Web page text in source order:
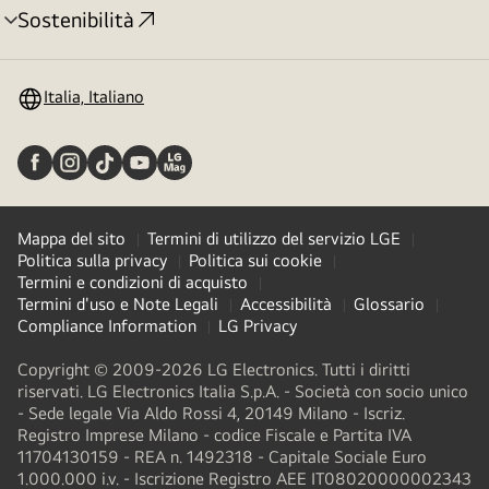
Sostenibilità
Attivazione
Italia, Italiano
Mappa del sito
Termini di utilizzo del servizio LGE
Politica sulla privacy
Politica sui cookie
Termini e condizioni di acquisto
Termini d'uso e Note Legali
Accessibilità
Glossario
Compliance Information
LG Privacy
Copyright © 2009-2026 LG Electronics. Tutti i diritti
riservati. LG Electronics Italia S.p.A. - Società con socio unico
- Sede legale Via Aldo Rossi 4, 20149 Milano - Iscriz.
Registro Imprese Milano - codice Fiscale e Partita IVA
11704130159 - REA n. 1492318 - Capitale Sociale Euro
1.000.000 i.v. - Iscrizione Registro AEE IT08020000002343​